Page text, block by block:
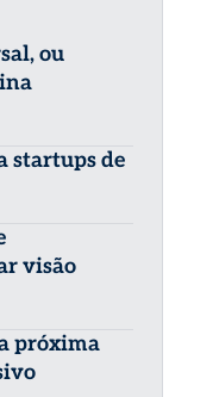
ou
startups de
visão
próxima